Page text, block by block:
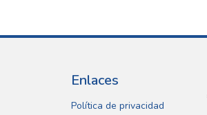
Enlaces
Política de privacidad